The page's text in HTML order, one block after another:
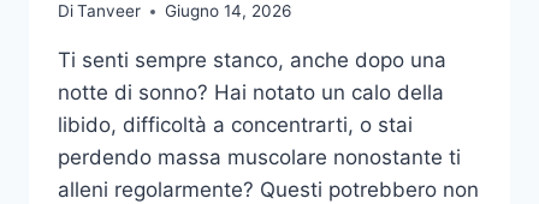
DiTanveer Giugno 14, 2026
Ti senti sempre stanco, anche dopo una
notte di sonno? Hai notato un calo della
libido, difficoltà a concentrarti, o stai
perdendo massa muscolare nonostante ti
alleni regolarmente? Questi potrebbero non